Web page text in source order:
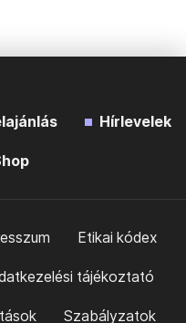
Hírlevelek
Etikai kódex
tájékoztató
Szabályzatok